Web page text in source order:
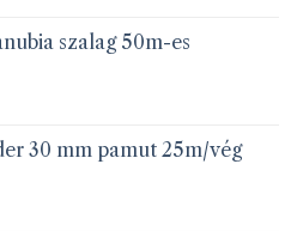
szalag 50m-es
30 mm pamut 25m/vég